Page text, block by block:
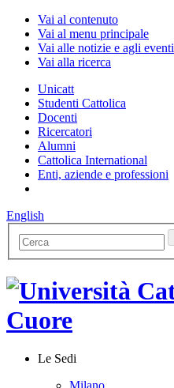
Vai al contenuto
Vai al menu principale
Vai alle notizie e agli eventi
Vai alla ricerca
Unicatt
Studenti Cattolica
Docenti
Ricercatori
Alumni
Cattolica International
Enti, aziende e professioni
English
Le Sedi